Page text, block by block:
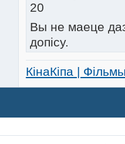
20
Вы не маеце
допісу.
КінаКіпа |